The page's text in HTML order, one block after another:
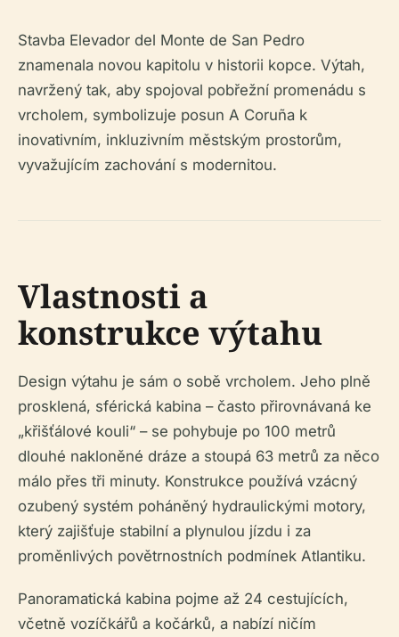
Stavba Elevador del Monte de San Pedro
znamenala novou kapitolu v historii kopce. Výtah,
navržený tak, aby spojoval pobřežní promenádu s
vrcholem, symbolizuje posun A Coruña k
inovativním, inkluzivním městským prostorům,
vyvažujícím zachování s modernitou.
Vlastnosti a
konstrukce výtahu
Design výtahu je sám o sobě vrcholem. Jeho plně
prosklená, sférická kabina – často přirovnávaná ke
„křišťálové kouli“ – se pohybuje po 100 metrů
dlouhé nakloněné dráze a stoupá 63 metrů za něco
málo přes tři minuty. Konstrukce používá vzácný
ozubený systém poháněný hydraulickými motory,
který zajišťuje stabilní a plynulou jízdu i za
proměnlivých povětrnostních podmínek Atlantiku.
Panoramatická kabina pojme až 24 cestujících,
včetně vozíčkářů a kočárků, a nabízí ničím